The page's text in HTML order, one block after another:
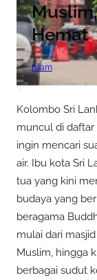
Hemat
Islam
Kolombo Sri
muncul di daftar
ingin mencari
air. Ibu kota Sri
tua yang kini
budaya yang
beragama
mulai dari
Muslim, hingga
berbagai sudut